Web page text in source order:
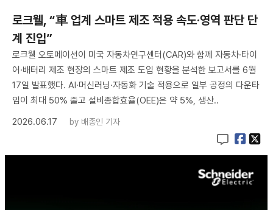
로크웰, “車 업계 스마트 제조 적용 속도·영역 판단 단
계 진입”
로크웰 오토메이션이 미국 자동차연구센터(CAR)와 함께 자동차·타이
어·배터리 제조 현장의 스마트 제조 도입 현황을 분석한 보고서를 6월
17일 발표했다. AI·머신러닝·자동화 기술 적용으로 일부 공정의 다운타
임이 최대 50% 줄고 설비종합효율(OEE)은 약 5%, 생산..
2026.06.17
by 배종인 기자